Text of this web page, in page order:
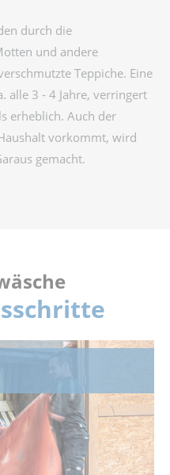
durch die
und andere
Teppiche. Eine
alle 3 - 4 Jahre, verringert
erheblich. Auch der
vorkommt, wird
gemacht.